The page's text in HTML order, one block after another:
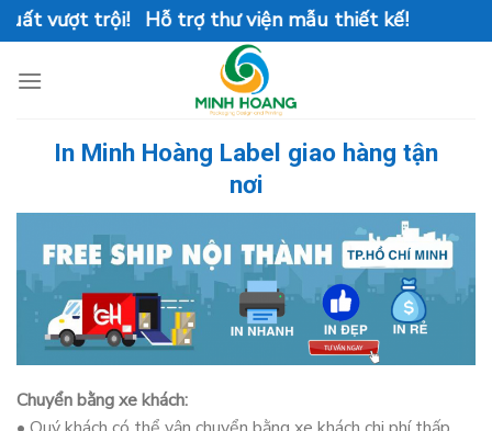
Skip
to
vượt trội! Hỗ trợ thư viện mẫu thiết kế!
In Minh Hoàng Label giao hàng tận
nơi
Chuyển bằng xe khách: